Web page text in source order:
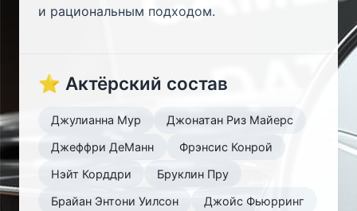
и рациональным подходом.
⭐ Актёрский состав
Джулианна Мур
Джонатан Риз Майерс
Джеффри ДеМанн
Фрэнсис Конрой
Нэйт Корддри
Бруклин Пру
Брайан Энтони Уилсон
Джойс Фьюрринг